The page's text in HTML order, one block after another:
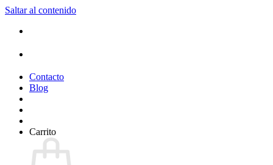
Saltar al contenido
Contacto
Blog
Carrito